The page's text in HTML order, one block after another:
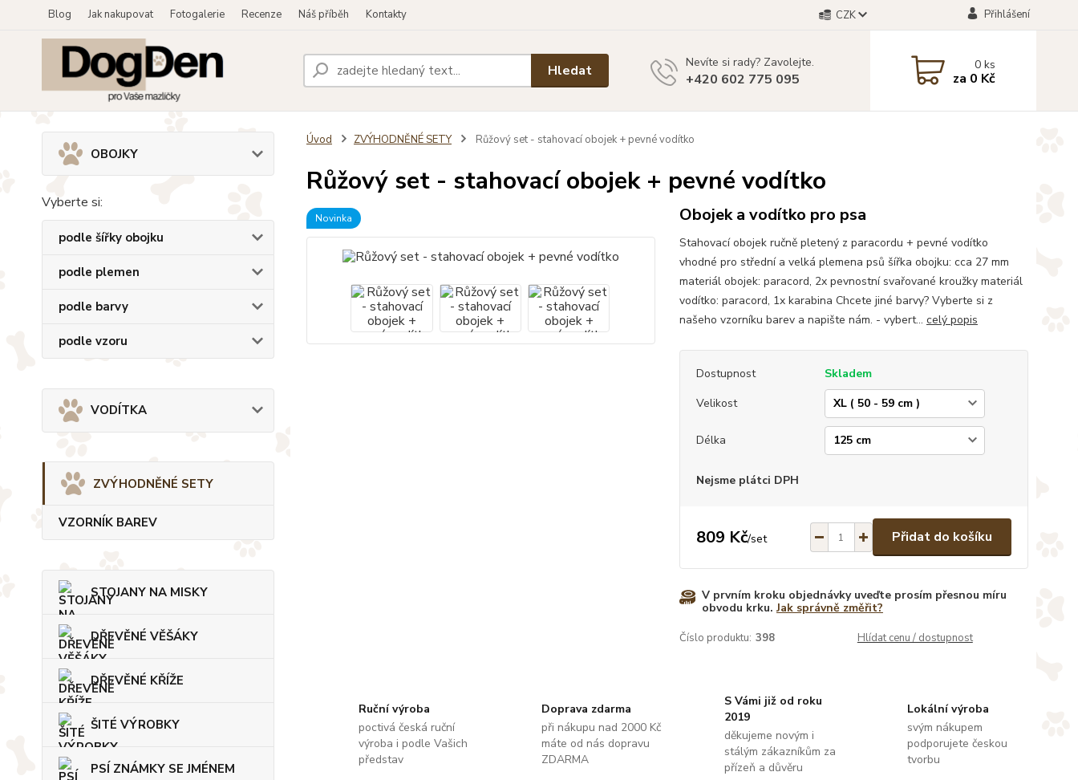
Blog Jak nakupovat Fotogalerie Recenze Náš příběh Kontakty CZK Přihlášení
Hledat Nevíte si rady? Zavolejte.
+420 602 775 095
0ks
za 0 Kč
OBOJKY
Vyberte si:
podle šířky obojku
podle plemen
podle barvy
podle vzoru
VODÍTKA
ZVÝHODNĚNÉ SETY
VZORNÍK BAREV
STOJANY NA MISKY
DŘEVĚNÉ VĚŠÁKY
DŘEVĚNÉ KŘÍŽE
ŠITÉ VÝROBKY
PSÍ ZNÁMKY SE JMÉNEM
Úvod ZVÝHODNĚNÉ SETY Růžový set - stahovací obojek + pevné vodítko
Růžový set - stahovací obojek + pevné vodítko
Novinka Obojek a vodítko pro psa
Stahovací obojek ručně pletený z paracordu + pevné vodítko
vhodné pro střední a velká plemena psů šířka obojku: cca 27 mm
materiál obojek: paracord, 2x pevnostní svařované kroužky materiál
vodítko: paracord, 1x karabina Chcete jiné barvy? Vyberte si z
našeho vzorníku barev a napište nám. - vybert... celý popis
Dostupnost
Skladem
Velikost
Délka
Nejsme plátci DPH
809 Kč/set Přidat do košíku
V prvním kroku objednávky uveďte prosím přesnou míru
obvodu krku.Jak správně změřit?
Číslo produktu: 398 Hlídat cenu / dostupnost
Ruční výroba
poctivá česká ruční
výroba i podle Vašich
představ
Doprava zdarma
při nákupu nad 2000 Kč
máte od nás dopravu
ZDARMA
S Vámi již od roku
2019
děkujeme novým i
stálým zákazníkům za
přízeň a důvěru
Lokální výroba
svým nákupem
podporujete českou
tvorbu